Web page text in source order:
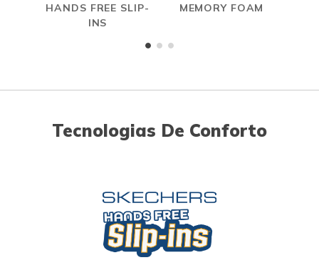
HANDS FREE SLIP-
INS
MEMORY FOAM
Tecnologias De Conforto